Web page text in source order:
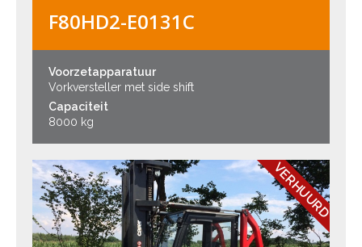
F80HD2-E0131C
Voorzetapparatuur
Vorkversteller met side shift
Capaciteit
8000 kg
VERHUURD